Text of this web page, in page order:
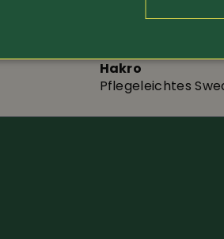
Hakro
Pflegeleichtes